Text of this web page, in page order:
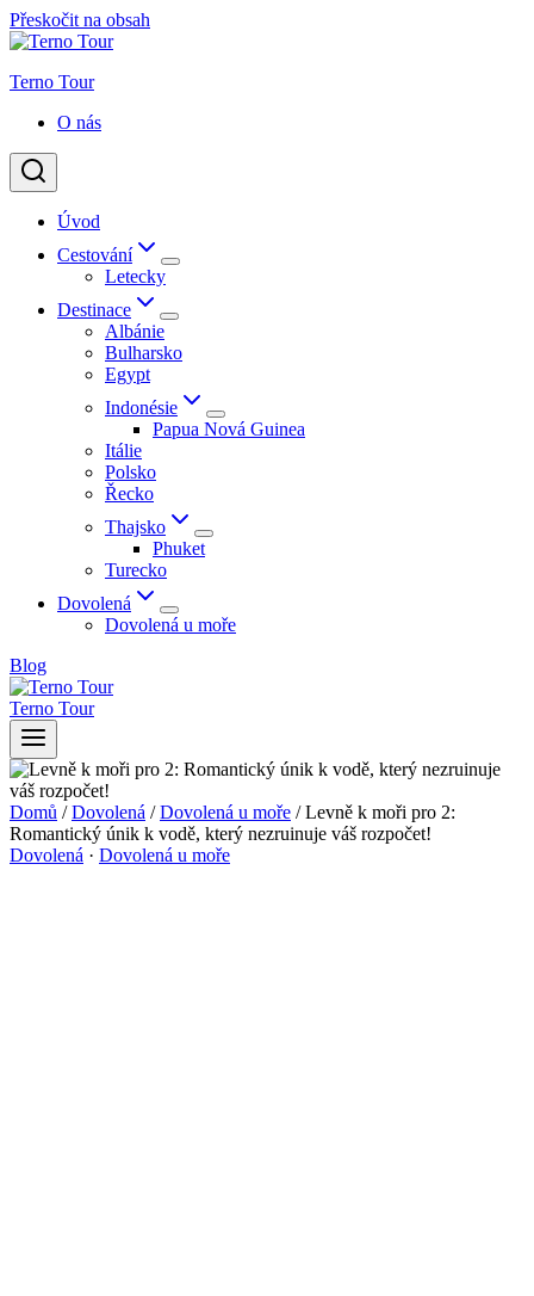
Přeskočit na obsah
Terno Tour
O nás
Úvod
Cestování
Letecky
Destinace
Albánie
Bulharsko
Egypt
Indonésie
Papua Nová Guinea
Itálie
Polsko
Řecko
Thajsko
Phuket
Turecko
Dovolená
Dovolená u moře
Blog
Terno Tour
Domů / Dovolená / Dovolená u moře / Levně k moři pro 2:
Romantický únik k vodě, který nezruinuje váš rozpočet!
Dovolená · Dovolená u moře